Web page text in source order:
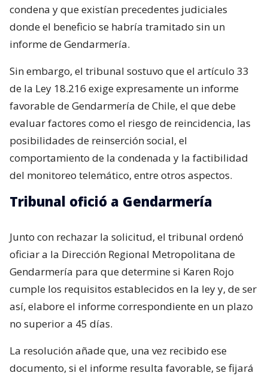
condena y que existían precedentes judiciales
donde el beneficio se habría tramitado sin un
informe de Gendarmería.
Sin embargo, el tribunal sostuvo que el artículo 33
de la Ley 18.216 exige expresamente un informe
favorable de Gendarmería de Chile, el que debe
evaluar factores como el riesgo de reincidencia, las
posibilidades de reinserción social, el
comportamiento de la condenada y la factibilidad
del monitoreo telemático, entre otros aspectos.
Tribunal ofició a Gendarmería
Junto con rechazar la solicitud, el tribunal ordenó
oficiar a la Dirección Regional Metropolitana de
Gendarmería para que determine si Karen Rojo
cumple los requisitos establecidos en la ley y, de ser
así, elabore el informe correspondiente en un plazo
no superior a 45 días.
La resolución añade que, una vez recibido ese
documento, si el informe resulta favorable, se fijará